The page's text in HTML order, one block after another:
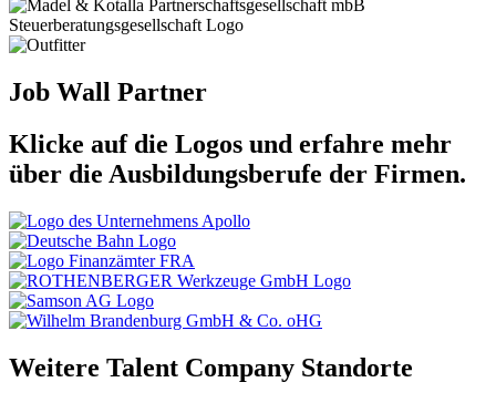
Job Wall Partner
Klicke auf die Logos und erfahre mehr
über die Ausbildungsberufe der Firmen.
Weitere Talent Company Standorte